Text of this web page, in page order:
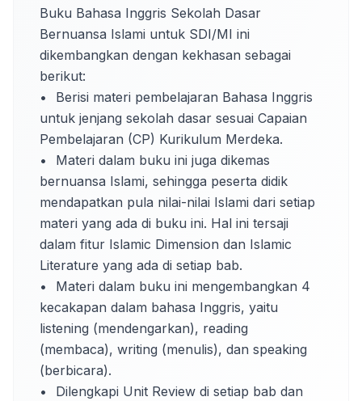
Buku Bahasa Inggris Sekolah Dasar
Bernuansa Islami untuk SDI/MI ini
dikembangkan dengan kekhasan sebagai
berikut:
•	Berisi materi pembelajaran Bahasa Inggris
untuk jenjang sekolah dasar sesuai Capaian
Pembelajaran (CP) Kurikulum Merdeka.
•	Materi dalam buku ini juga dikemas
bernuansa Islami, sehingga peserta didik
mendapatkan pula nilai-nilai Islami dari setiap
materi yang ada di buku ini. Hal ini tersaji
dalam fitur Islamic Dimension dan Islamic
Literature yang ada di setiap bab.
•	Materi dalam buku ini mengembangkan 4
kecakapan dalam bahasa Inggris, yaitu
listening (mendengarkan), reading
(membaca), writing (menulis), dan speaking
(berbicara).
•	Dilengkapi Unit Review di setiap bab dan